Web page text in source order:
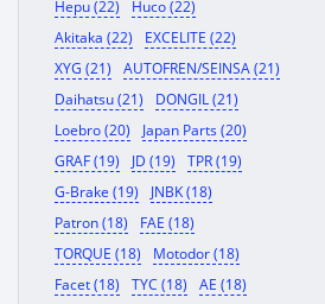
Hepu (22)
Huco (22)
Akitaka (22)
EXCELITE (22)
XYG (21)
AUTOFREN/SEINSA (21)
Daihatsu (21)
DONGIL (21)
Loebro (20)
Japan Parts (20)
GRAF (19)
JD (19)
TPR (19)
G-Brake (19)
JNBK (18)
Patron (18)
FAE (18)
TORQUE (18)
Motodor (18)
Facet (18)
TYC (18)
AE (18)